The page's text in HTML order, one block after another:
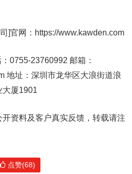
]官网：https://www.kawden.com
0755-23760992 邮箱：
地址：深圳市龙华区大浪街道浪
大厦1901
资料及客户真实反馈，转载请注
点赞(68)